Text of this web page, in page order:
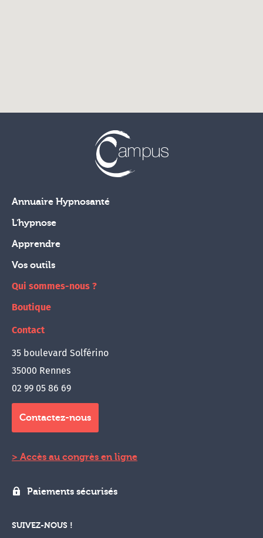
Annuaire Hypnosanté
L'hypnose
Apprendre
Vos outils
Qui sommes-nous ?
Boutique
Contact
35 boulevard Solférino
35000 Rennes
02 99 05 86 69
Contactez-nous
Accès au congrès en ligne
Paiements sécurisés
SUIVEZ-NOUS !